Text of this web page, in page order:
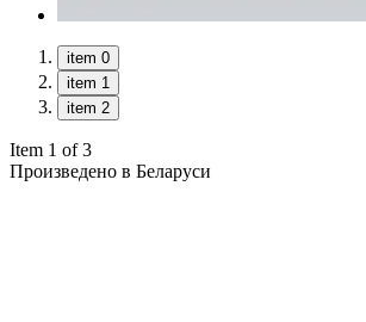
item 0
item 1
item 2
Item 1 of 3
Произведено в Беларуси